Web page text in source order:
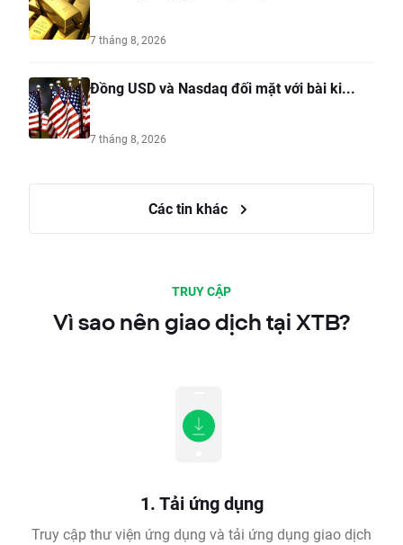
7 tháng 8, 2026
Đồng USD và Nasdaq đối mặt với bài ki...
7 tháng 8, 2026
Các tin khác
TRUY CẬP
Vì sao nên giao dịch tại XTB?
1. Tải ứng dụng
Truy cập thư viện ứng dụng và tải ứng dụng giao dịch